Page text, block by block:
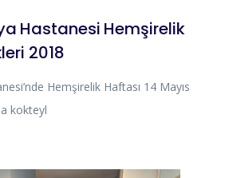
Hastanesi Hemşirelik
2018
Hemşirelik Haftası 14 Mayıs
kokteyl